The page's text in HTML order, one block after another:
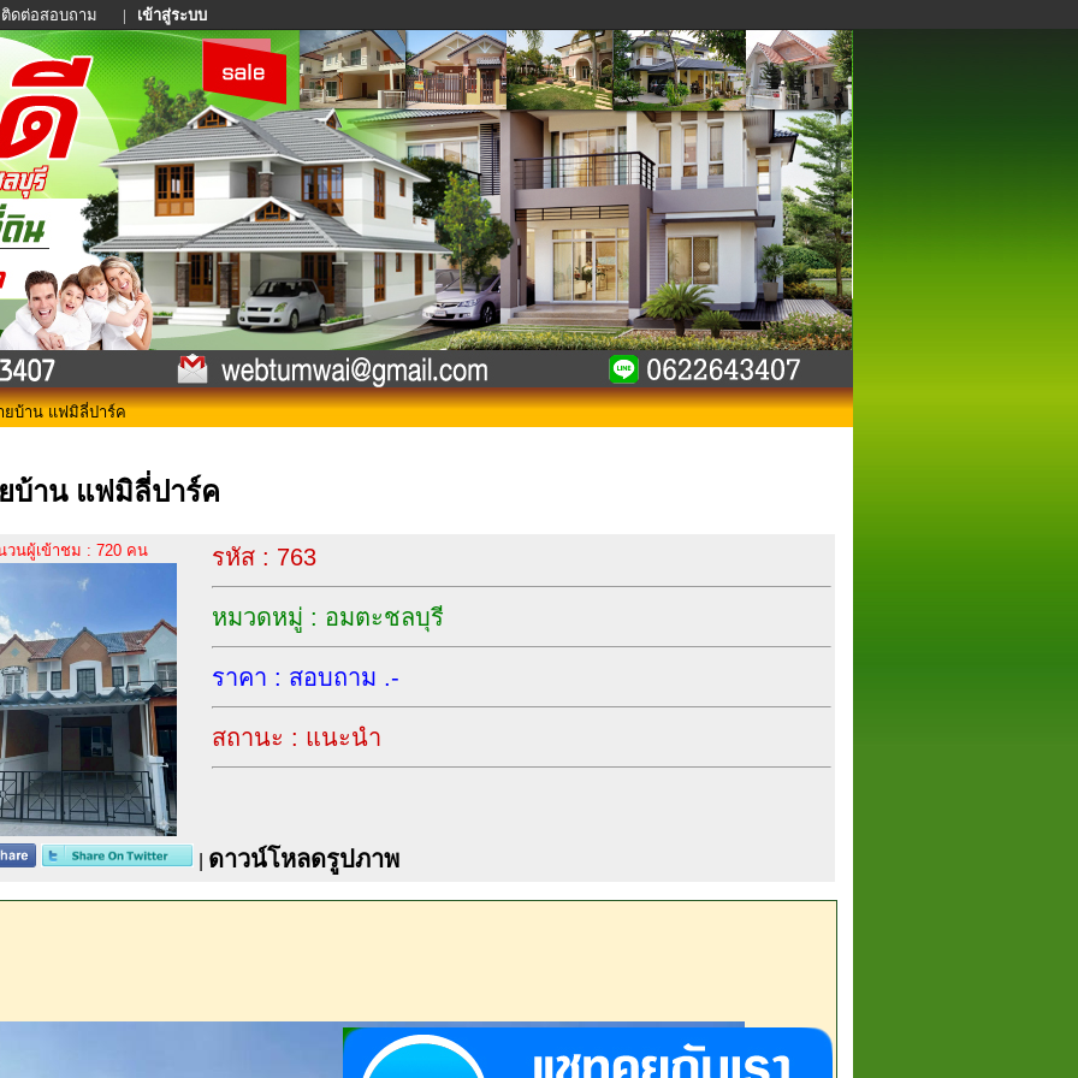
ติดต่อสอบถาม | เข้าสู่ระบบ
บ้าน แฟมิลี่ปาร์ค
บ้าน แฟมิลี่ปาร์ค
วนผู้เข้าชม : 720 คน รหัส : 763
หมวดหมู่ : อมตะชลบุรี
ราคา : สอบถาม .-
สถานะ : แนะนำ
ดาวน์โหลดรูปภาพ